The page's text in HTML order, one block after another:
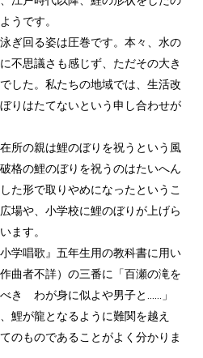
うです。
ぎ回る姿は圧巻です。本々、水の
不思議さも感じず、ただその大き
した。私たちの地域では、生活改
りはたてないという申し合わせが
所の親は鯉のぼりを祝うという風
格の鯉のぼりを祝うのはたいへん
た形で取りやめになったというこ
場や、小学校に鯉のぼりが上げら
ます。
学唱歌』五年生用の教科書に用い
曲者不詳）の三番に「百瀬の滝を
き わが身に似よや男子と......」
鯉が龍となるように難関を越え
のものであることがよく分かりま